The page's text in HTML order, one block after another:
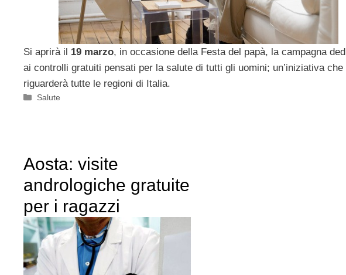
Si aprirà il 19 marzo, in occasione della Festa del papà, la campagna
ai controlli gratuiti pensati per la salute di tutti gli uomini; un’iniziativa che
riguarderà tutte le regioni di Italia.
Categorie
Salute
Aosta: visite
andrologiche gratuite
per i ragazzi